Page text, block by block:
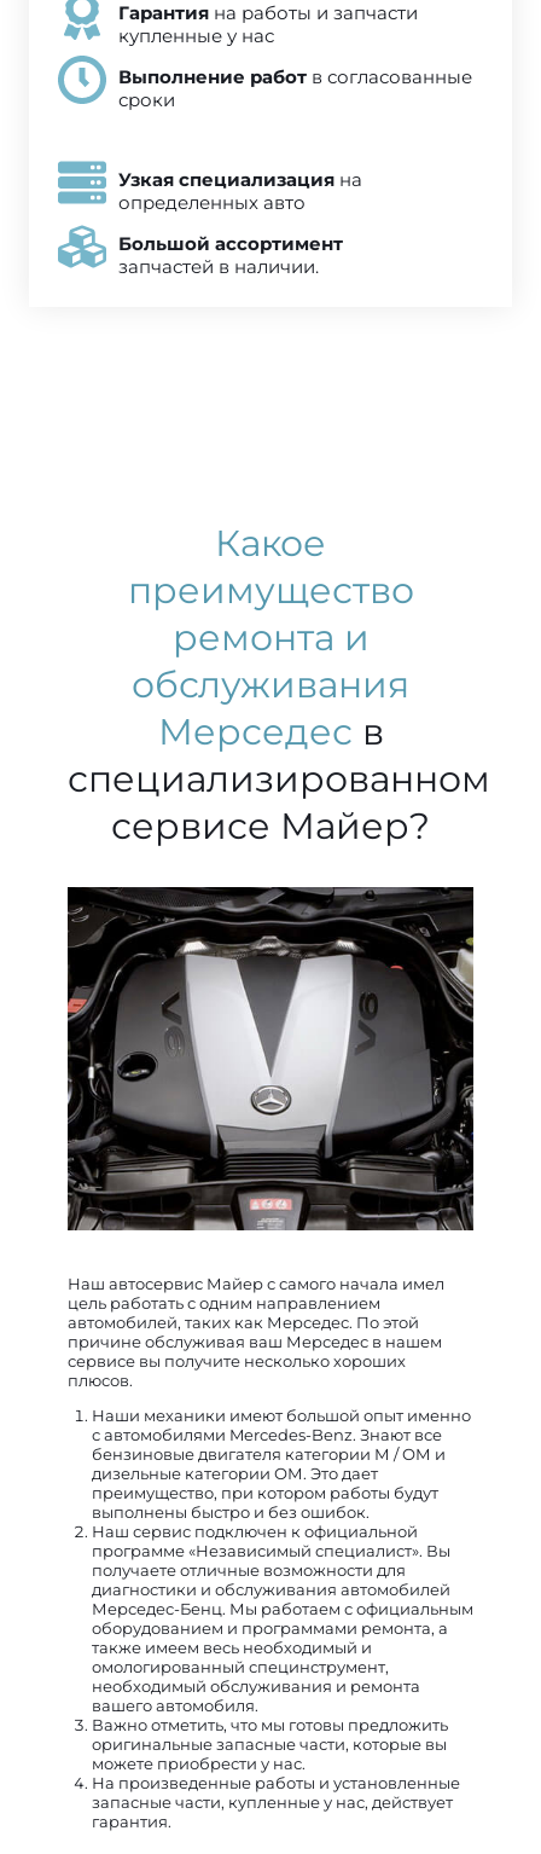
Гарантия на работы и запчасти
купленные у нас
Выполнение работ в согласованные
сроки
Узкая специализация на
определенных авто
Большой ассортимент
запчастей в наличии.
Какое
преимущество
ремонта и
обслуживания
Мерседес в
специализированном
сервисе Майер?
Наш автосервис Майер с самого начала имел
цель работать с одним направлением
автомобилей, таких как Мерседес. По этой
причине обслуживая ваш Мерседес в нашем
сервисе вы получите несколько хороших
плюсов.
Наши механики имеют большой опыт именно
с автомобилями Mercedes-Benz. Знают все
бензиновые двигателя категории М / ОМ и
дизельные категории ОМ. Это дает
преимущество, при котором работы будут
выполнены быстро и без ошибок.
Наш сервис подключен к официальной
программе «Независимый специалист». Вы
получаете отличные возможности для
диагностики и обслуживания автомобилей
Мерседес-Бенц. Мы работаем с официальным
оборудованием и программами ремонта, а
также имеем весь необходимый и
омологированный специнструмент,
необходимый обслуживания и ремонта
вашего автомобиля.
Важно отметить, что мы готовы предложить
оригинальные запасные части, которые вы
можете приобрести у нас.
На произведенные работы и установленные
запасные части, купленные у нас, действует
гарантия.